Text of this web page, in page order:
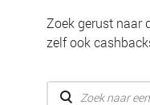
Zoek gerust naar
zelf ook